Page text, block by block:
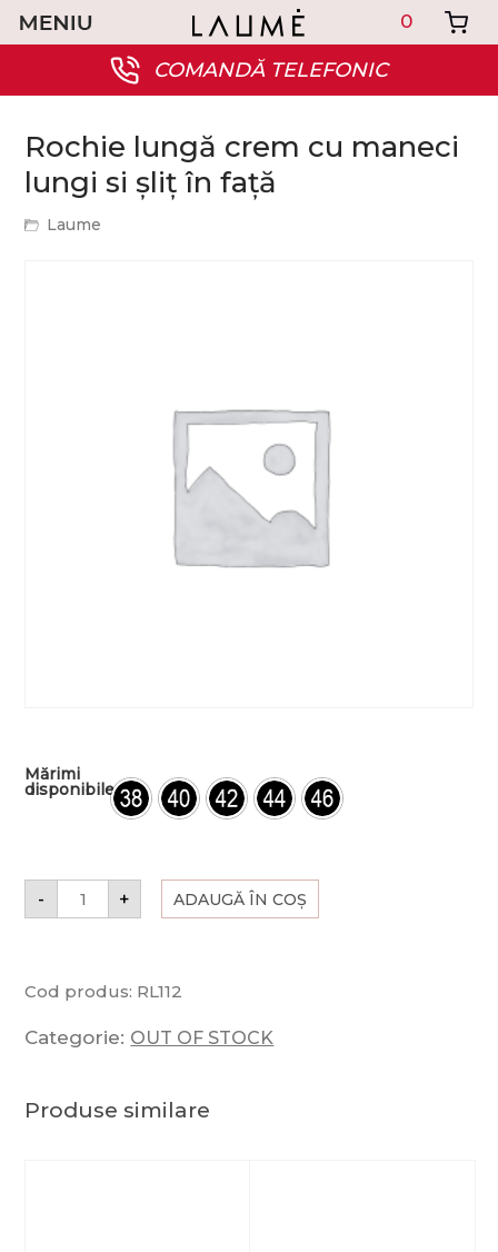
COMANDĂ TELEFONIC
0
Rochie lungă crem cu maneci
lungi si șliț în față
Laume
Mărimi
disponibile
- + ADAUGĂ ÎN COȘ
Cod produs: RL112
Categorie: OUT OF STOCK
Produse similare